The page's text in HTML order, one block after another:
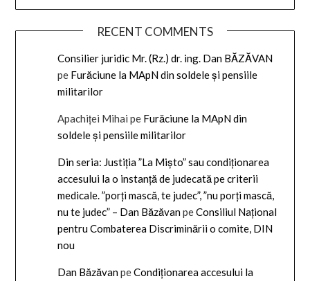
RECENT COMMENTS
Consilier juridic Mr. (Rz.) dr. ing. Dan BĂZĂVAN
pe Furăciune la MApN din soldele și pensiile
militarilor
Apachiței Mihai pe Furăciune la MApN din
soldele și pensiile militarilor
Din seria: Justiția ”La Mișto” sau condiționarea
accesului la o instanță de judecată pe criterii
medicale. ”porți mască, te judec”, ”nu porți mască,
nu te judec” – Dan BăzăvanpeConsiliul Național
pentru Combaterea Discriminării o comite, DIN
nou
Dan BăzăvanpeCondiționarea accesului la